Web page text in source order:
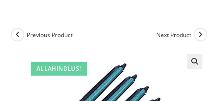
ALLAHINDLUS!
Previous Product Next Product